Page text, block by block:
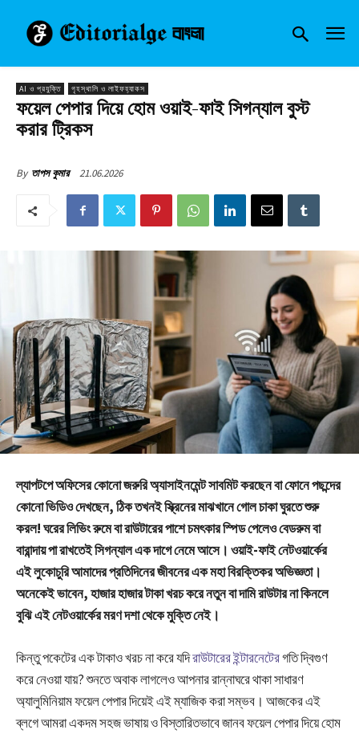
AI ও প্রযুক্তি গৃহস্থালি ও লাইফহ্যাকস
ফয়েল পেপার দিয়ে হোম ওয়াই-ফাই সিগন্যাল বুস্ট
করার ট্রিকস
By তাপস কুমার 21.06.2026
ল্যাপটপে অফিসের কোনো জরুরি অ্যাসাইনমেন্ট সাবমিট করছেন বা ফোনে পছন্দের
কোনো ভিডিও দেখছেন, ঠিক তখনই স্ক্রিনের মাঝখানে গোল চাকা ঘুরতে শুরু
করল! ঘরের লিভিং রুমে বা রাউটারের পাশে চমৎকার স্পিড পেলেও বেডরুম বা
বারান্দায় পা রাখতেই সিগন্যাল এক দাগে নেমে আসে। ওয়াই-ফাই নেটওয়ার্কের
এই লুকোচুরি আমাদের প্রতিদিনের জীবনের এক মহা বিরক্তিকর অভিজ্ঞতা।
অনেকেই ভাবেন, হাজার হাজার টাকা খরচ করে নতুন বা দামি রাউটার না কিনলে
বুঝি এই নেটওয়ার্কের মরণ দশা থেকে মুক্তি নেই।
কিন্তু পকেটের এক টাকাও খরচ না করে যদিরাউটারের ইন্টারনেটেরগতি দ্বিগুণ
করে নেওয়া যায়? শুনতে অবাক লাগলেও আপনার রান্নাঘরে থাকা সাধারণ
অ্যালুমিনিয়াম ফয়েল পেপার দিয়েই এই ম্যাজিক করা সম্ভব। আজকের এই
ব্লগে আমরা একদম সহজ ভাষায় ও বিস্তারিতভাবে জানবফয়েল পেপার দিয়ে হোম